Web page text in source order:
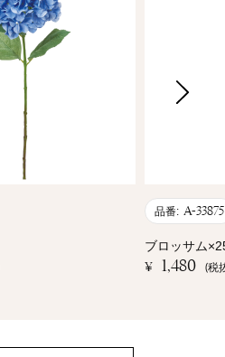
品番: A-33875
ブロッサム
¥ 1,480 (税